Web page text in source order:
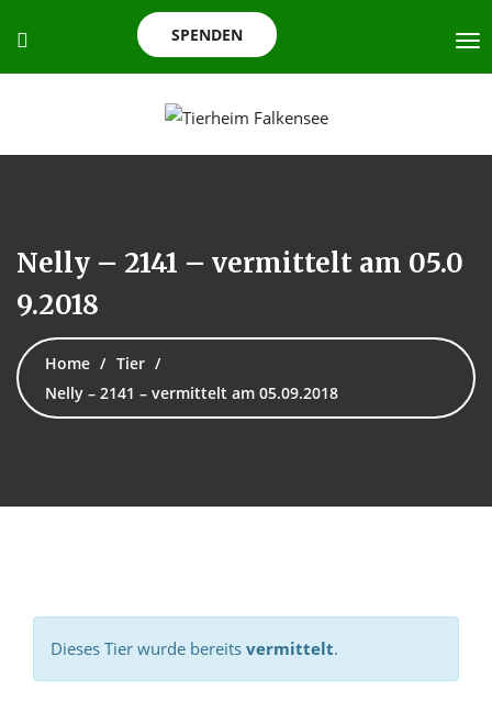
SPENDEN
Nelly – 2141 – vermittelt am 05.0
9.2018
Home
Tier
Nelly – 2141 – vermittelt am 05.09.2018
Dieses Tier wurde bereits vermittelt.